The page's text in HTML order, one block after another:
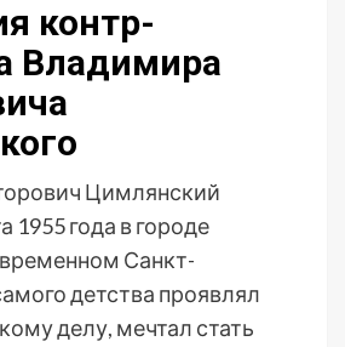
контр-
Владимира
Цимлянский
1955 года в городе
Санкт-
детства проявлял
делу, мечтал стать